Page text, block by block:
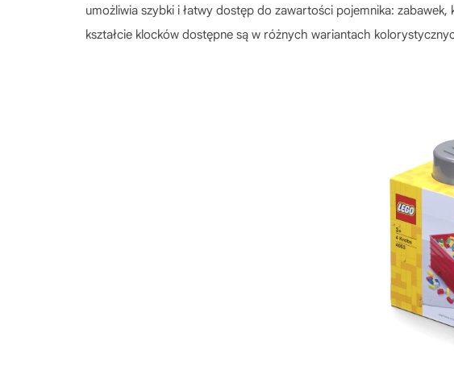
umożliwia szybki i łatwy dostęp do zawartości pojemnika:
kształcie klocków dostępne są w różnych wariantach